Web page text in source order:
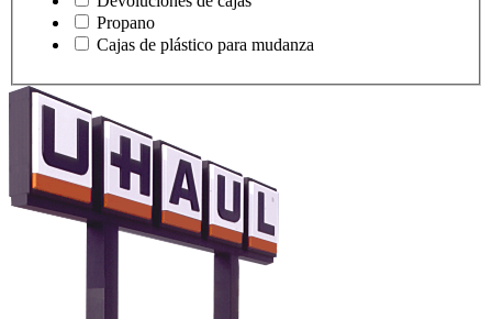
Propano
Cajas de plástico para mudanza